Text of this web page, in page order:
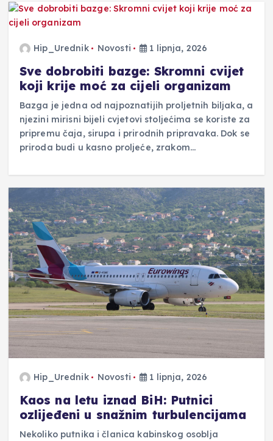
Hip_Urednik Novosti 1 lipnja, 2026
Sve dobrobiti bazge: Skromni cvijet
koji krije moć za cijeli organizam
Bazga je jedna od najpoznatijih proljetnih biljaka, a
njezini mirisni bijeli cvjetovi stoljećima se koriste za
pripremu čaja, sirupa i prirodnih pripravaka. Dok se
priroda budi u kasno proljeće, zrakom…
Hip_Urednik Novosti 1 lipnja, 2026
Kaos na letu iznad BiH: Putnici
ozlijeđeni u snažnim turbulencijama
Nekoliko putnika i članica kabinskog osoblja